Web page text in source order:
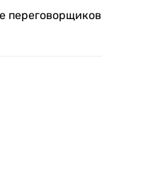
переговорщиков